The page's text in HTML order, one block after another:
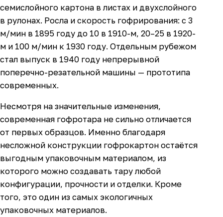
семислойного картона в листах и двухслойного
в рулонах. Росла и скорость гофрирования: с 3
м/мин в 1895 году до 10 в 1910-м, 20–25 в 1920-
м и 100 м/мин к 1930 году. Отдельным рубежом
стал выпуск в 1940 году непрерывной
поперечно-резательной машины — прототипа
современных.
Несмотря на значительные изменения,
современная гофротара не сильно отличается
от первых образцов. Именно благодаря
несложной конструкции гофрокартон остаётся
выгодным упаковочным материалом, из
которого можно создавать тару любой
конфигурации, прочности и отделки. Кроме
того, это один из самых экологичных
упаковочных материалов.